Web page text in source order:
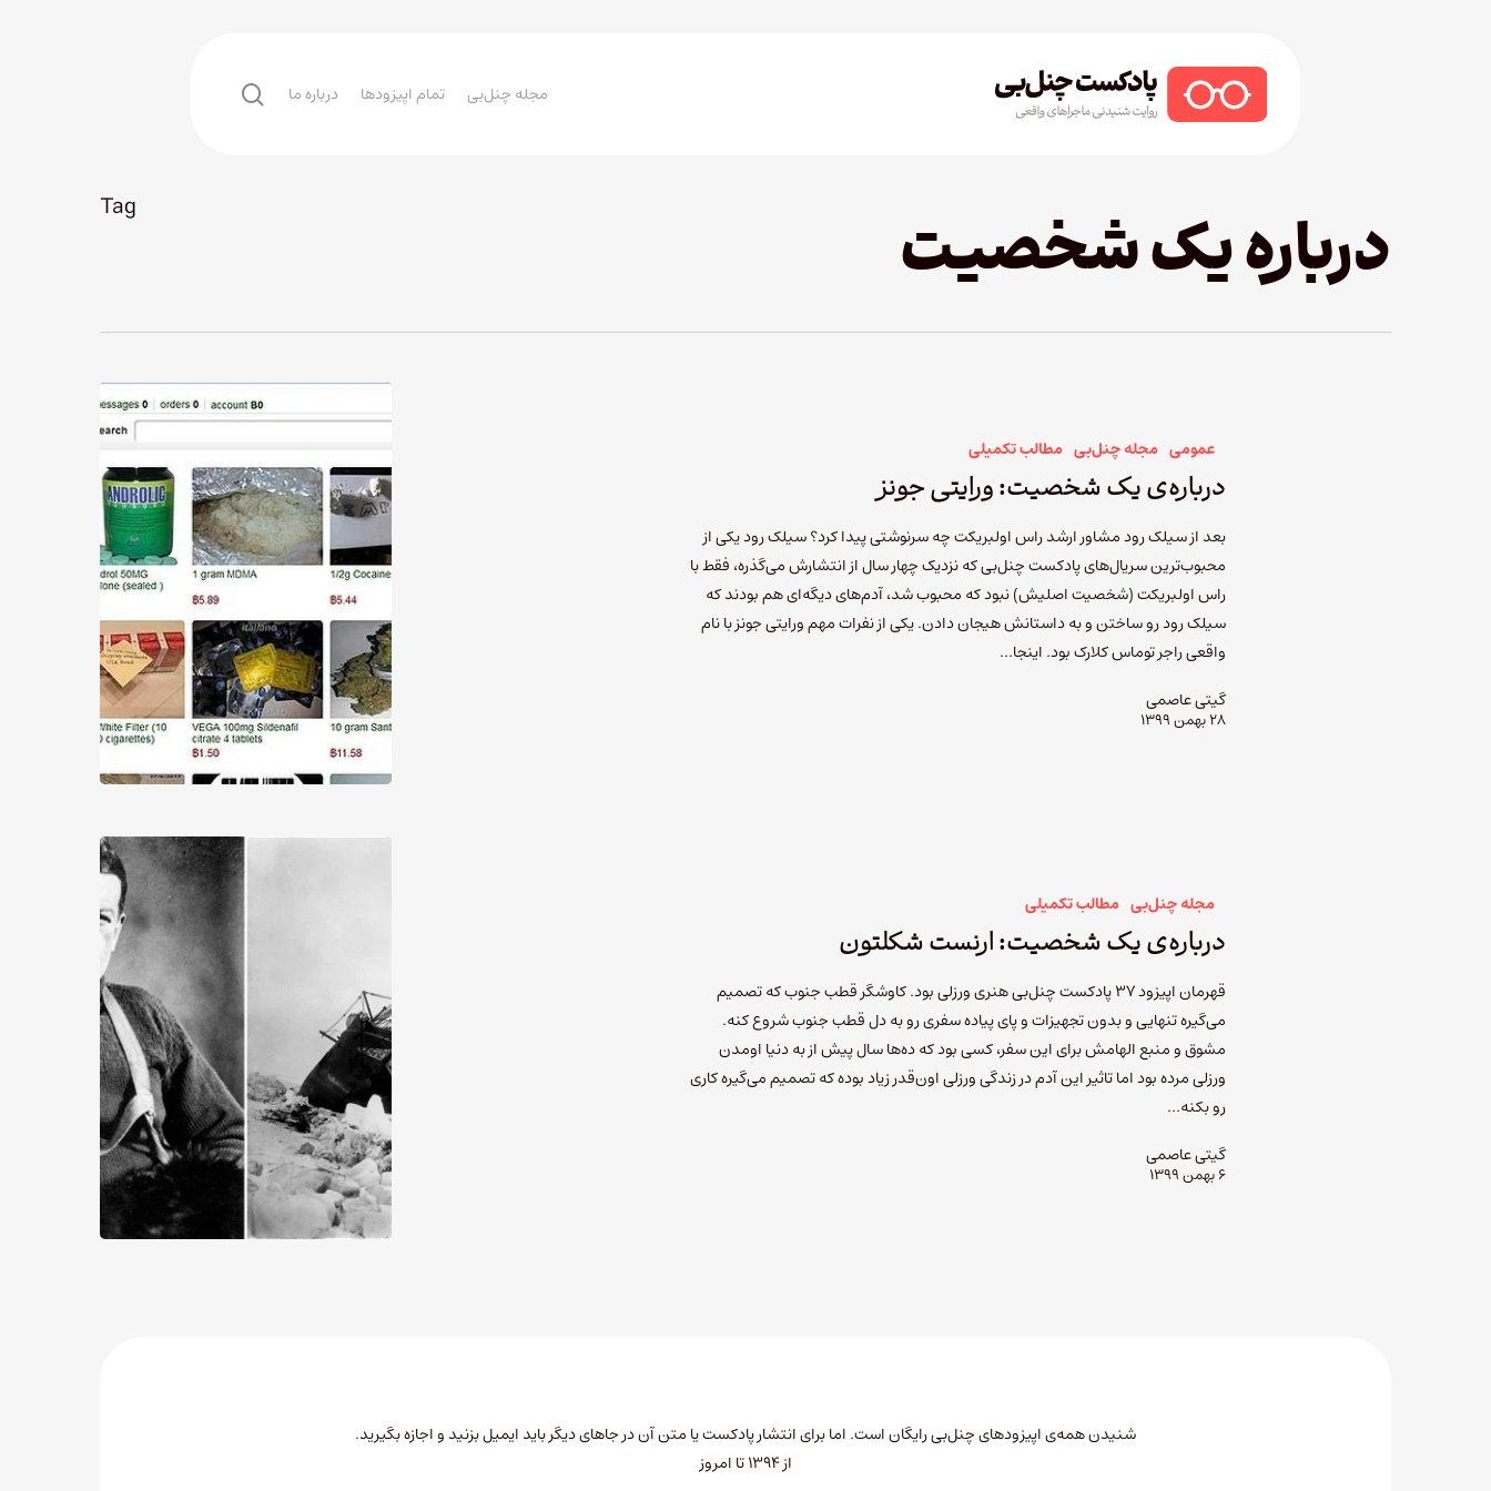
مجله چنل‌بی تمام اپیزودها درباره ما search
Tag درباره یک شخصیت
عمومی مجله چنل‌بی مطالب تکمیلی
درباره‌ی یک شخصیت: ورایتی جونز
بعد از سیلک رود مشاور ارشد راس اولبریکت چه سرنوشتی پیدا کرد؟ سیلک‌ رود یکی از
محبوب‌ترین سریال‌های پادکست چنل‌بی که نزدیک چهار سال از انتشارش می‌گذره، فقط با
راس اولبریکت (شخصیت اصلیش) نبود که محبوب شد، آدم‌های دیگه‌ای هم بودند که
سیلک رود رو ساختن و به داستانش هیجان دادن. یکی از نفرات مهم ورایتی جونز با نام
واقعی راجر توماس کلارک بود. اینجا…
گیتی عاصمی
۲۸ بهمن ۱۳۹۹
مجله چنل‌بی مطالب تکمیلی
درباره‌ی یک شخصیت: ارنست شکلتون
قهرمان اپیزود ۳۷ پادکست چنل‌بی هنری ورزلی بود. کاوشگر قطب جنوب که تصمیم
می‌گیره تنهایی و بدون تجهیزات و پای پیاده سفری رو به دل قطب جنوب شروع کنه.
مشوق و منبع الهامش برای این سفر، کسی بود که ده‌ها سال پیش از به دنیا اومدن
ورزلی مرده بود اما تاثیر این آدم در زندگی ورزلی اون‌قدر زیاد بوده که تصمیم می‌گیره کاری
رو بکنه…
گیتی عاصمی
۶ بهمن ۱۳۹۹
شنیدن همه‌ی اپیزودهای چنل‌بی رایگان است. اما برای انتشار پادکست یا متن آن در جاهای دیگر باید ایمیل بزنید و اجازه بگیرید.
از ۱۳۹۴ تا امروز